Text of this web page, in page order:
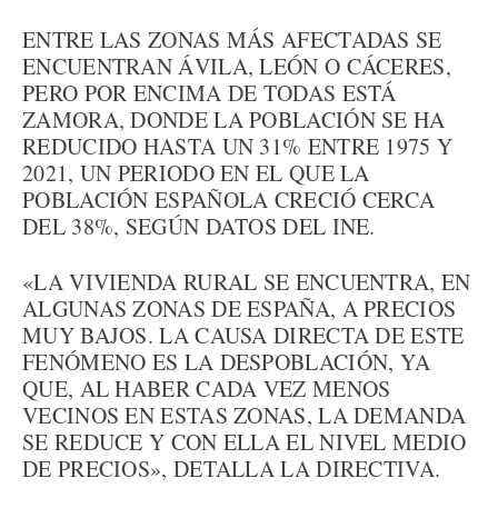
ENTRE LAS ZONAS MÁS AFECTADAS SE
ENCUENTRAN ÁVILA, LEÓN O CÁCERES,
PERO POR ENCIMA DE TODAS ESTÁ
ZAMORA, DONDE LA POBLACIÓN SE HA
REDUCIDO HASTA UN 31% ENTRE 1975 Y
2021, UN PERIODO EN EL QUE LA
POBLACIÓN ESPAÑOLA CRECIÓ CERCA
DEL 38%, SEGÚN DATOS DEL INE.
«LA VIVIENDA RURAL SE ENCUENTRA, EN
ALGUNAS ZONAS DE ESPAÑA, A PRECIOS
MUY BAJOS. LA CAUSA DIRECTA DE ESTE
FENÓMENO ES LA DESPOBLACIÓN, YA
QUE, AL HABER CADA VEZ MENOS
VECINOS EN ESTAS ZONAS, LA DEMANDA
SE REDUCE Y CON ELLA EL NIVEL MEDIO
DE PRECIOS», DETALLA LA DIRECTIVA.